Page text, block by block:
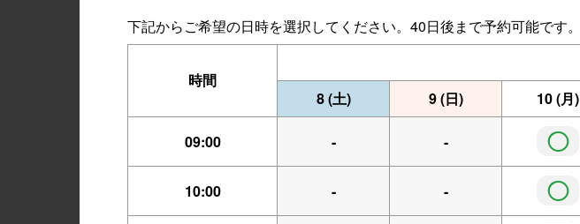
下記からご希望の日時を選択してください。40日後まで予約可能です。
時間
8(土) 9(日) 10(月)
09:00 - - ◯
10:00 - - ◯